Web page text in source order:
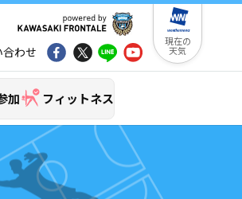
現在の
天気
合わせ
加 フィットネス